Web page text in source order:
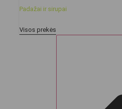
Padažai ir sirupai
Visos prekės